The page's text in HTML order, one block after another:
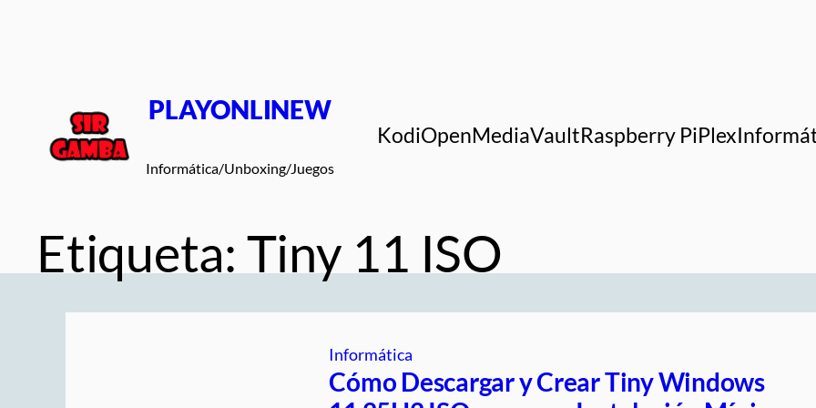
PLAYONLINEW
Informática/Unboxing/Juegos
KodiOpenMediaVaultRaspberry PiPlex
Etiqueta: Tiny 11 ISO
Informática
Cómo Descargar y Crear Tiny Windows